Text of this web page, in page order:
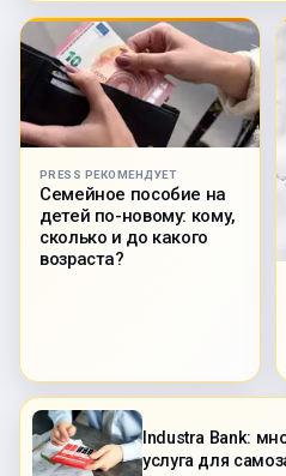
PRESS РЕКОМЕНДУЕТ
Семейное пособие на
детей по-новому: кому,
сколько и до какого
возраста?
Industra Bank:
услуга для